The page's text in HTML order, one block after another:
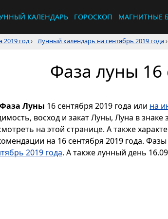
КАЛЕНДАРЬ ГОРОСКОП МАГНИТНЫЕ
2019 год› Лунный календарь на сентябрь 2019 года›
Фаза луны 16
Фаза Луны 16 сентября 2019 года или на
восход и закат Луны, Луна в
на этой странице. А также
на 16 сентября 2019 года.
2019 года. А также лунный день